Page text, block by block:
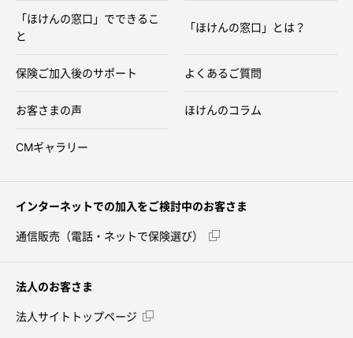
「ほけんの窓口」でできるこ
と
「ほけんの窓口」とは？
保険ご加入後のサポート よくあるご質問
お客さまの声 ほけんのコラム
CMギャラリー
インターネットでの加入をご検討中のお客さま
通信販売（電話・ネットで保険選び）
法人のお客さま
法人サイトトップページ